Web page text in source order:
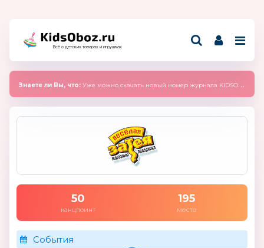
Всё о детских товарах и игрушках
Знаете ли Вы, что: Уже можно скачать новый номер журнала KIDSOBOZ 2025 (сентябрь)
50
канцпоинт
195
место
События